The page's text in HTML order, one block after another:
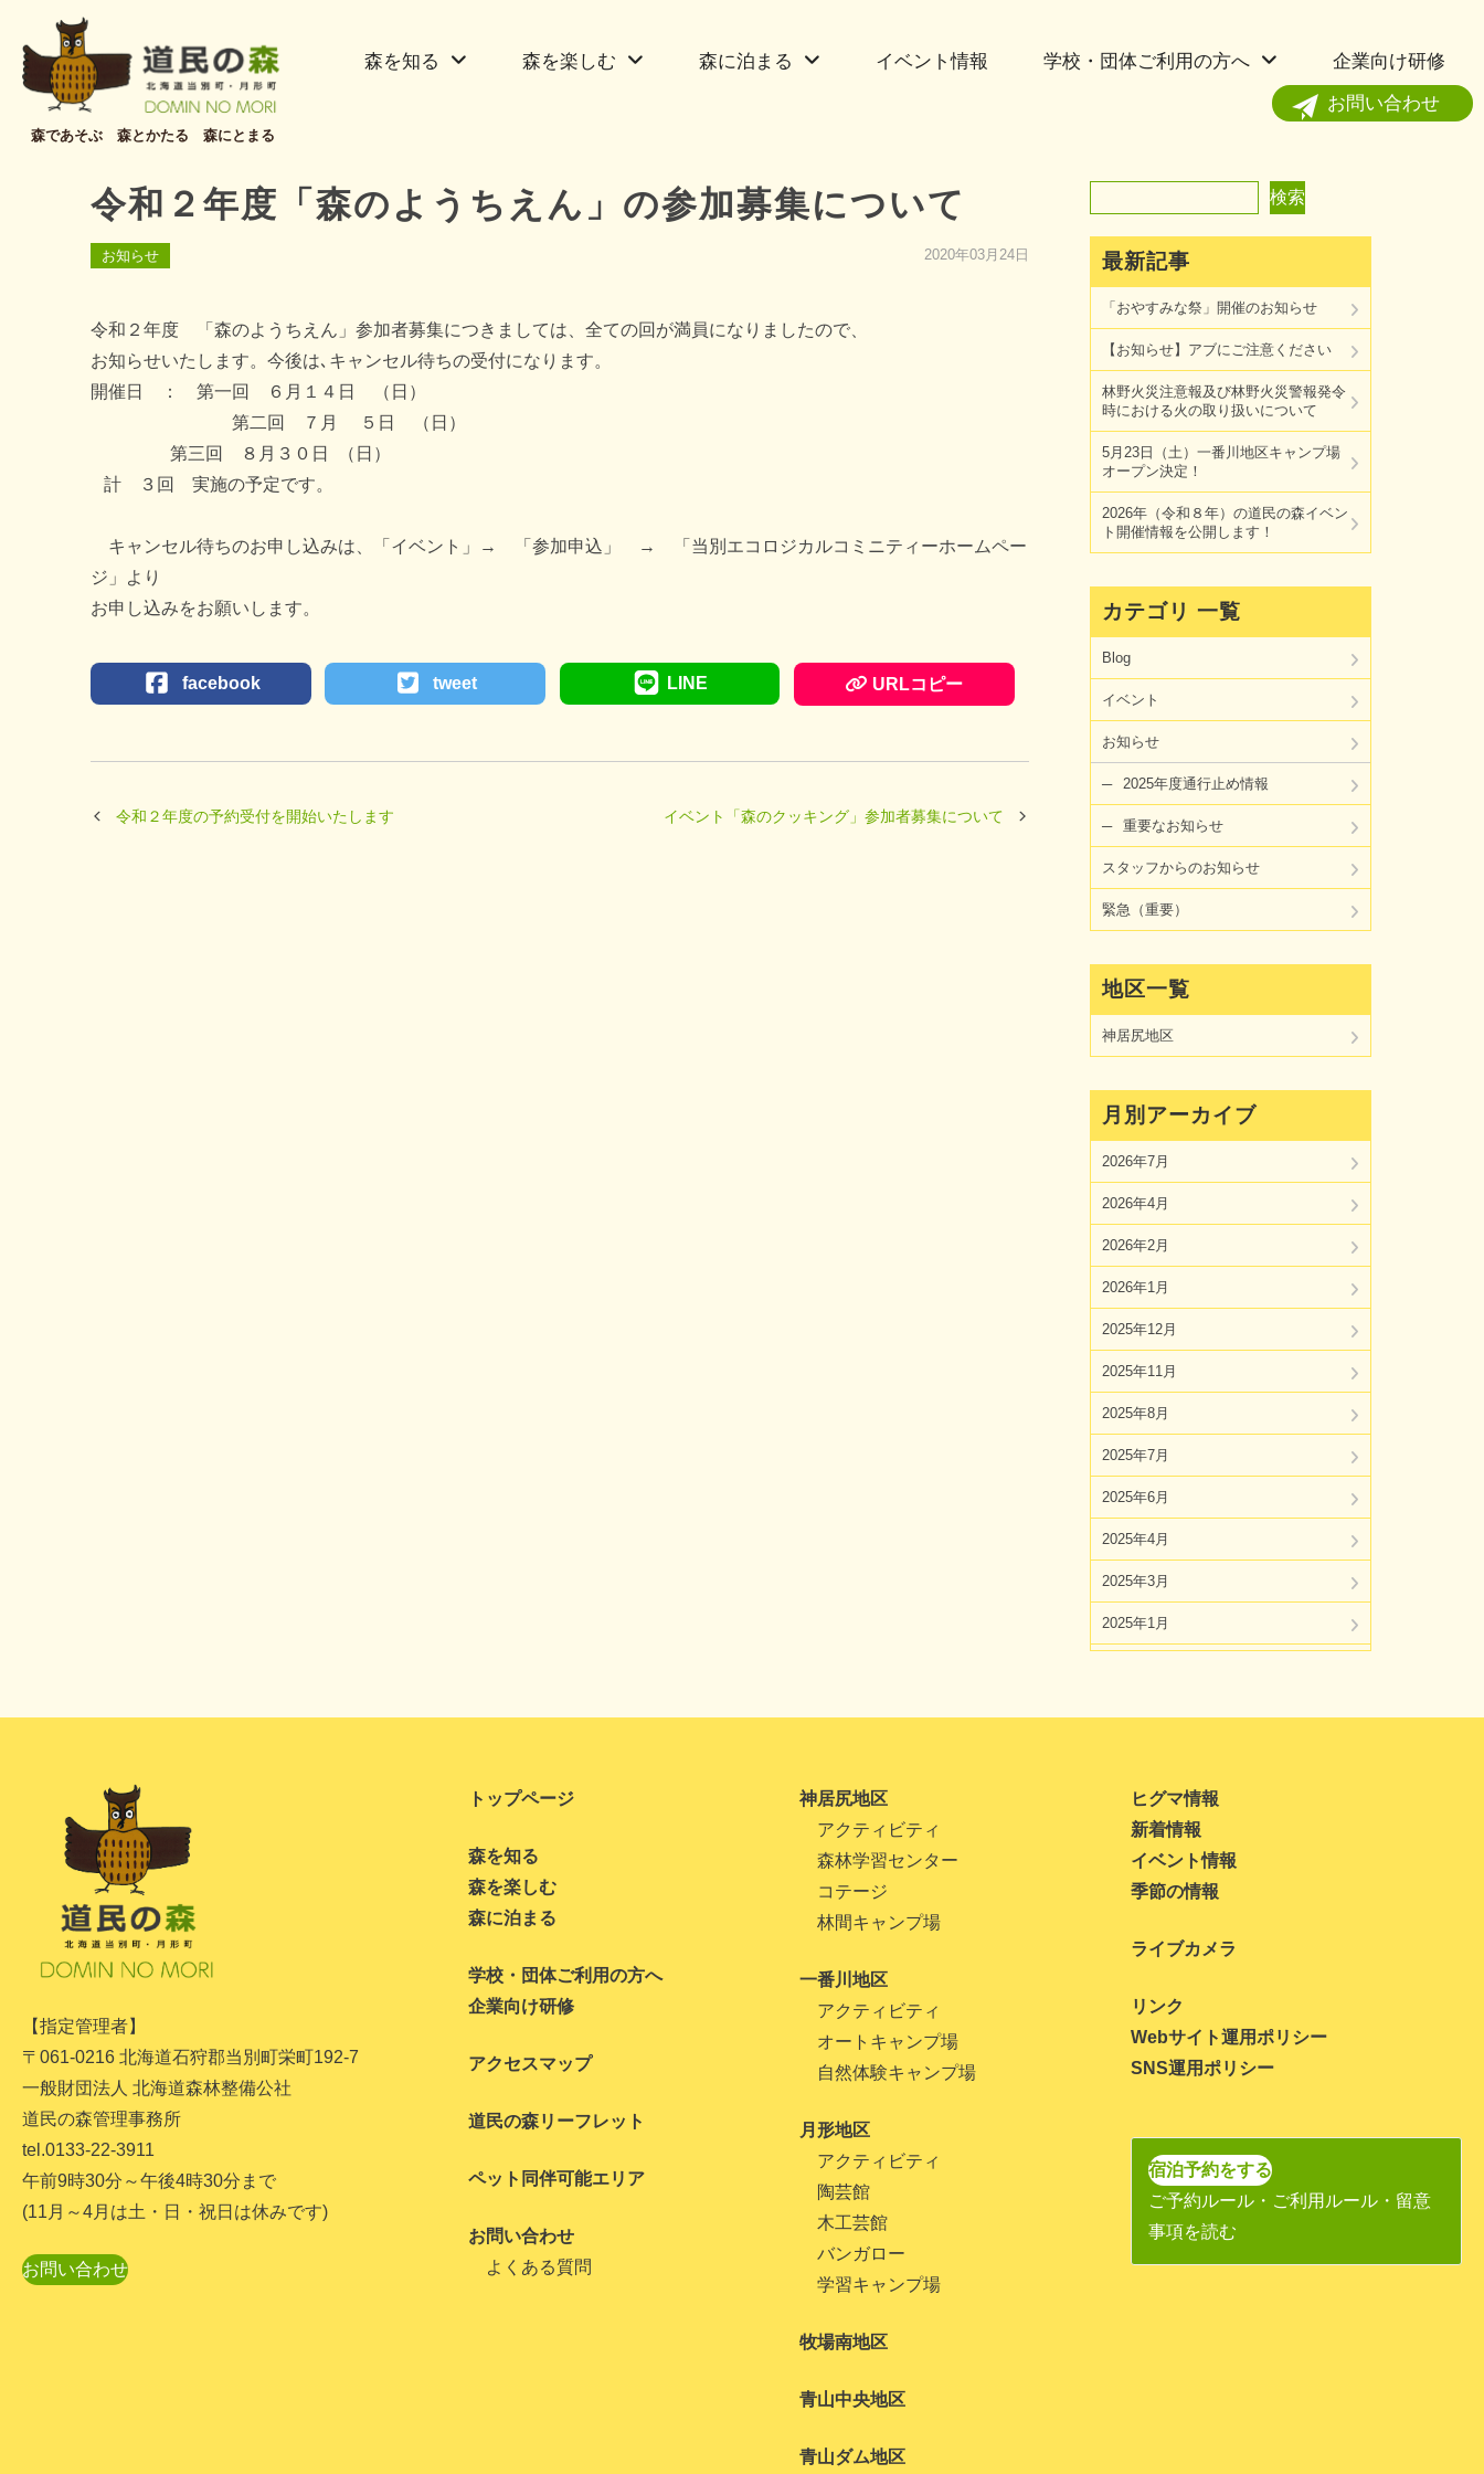
森であそぶ 森とかたる 森にとまる
森を知る 森を楽しむ 森に泊まる イベント情報 学校・団体ご利用の方へ
企業向け研修
お問い合わせ
令和２年度「森のようちえん」の参加募集について
お知らせ 2020年03月24日
令和２年度 「森のようちえん」参加者募集につきましては、全ての回が満員になりましたので、
お知らせいたします。今後は､キャンセル待ちの受付になります。
開催日 ： 第一回 ６月１４日 （日）
第二回 ７月 ５日 （日）
第三回 ８月３０日 （日）
計 ３回 実施の予定です。
キャンセル待ちのお申し込みは、「イベント」→ 「参加申込」 → 「当別エコロジカルコミニティーホームペー
ジ」より
お申し込みをお願いします。
facebook tweet LINE URLコピー
令和２年度の予約受付を開始いたします イベント「森のクッキング」参加者募集について
検索
最新記事
「おやすみな祭」開催のお知らせ
【お知らせ】アブにご注意ください
林野火災注意報及び林野火災警報発令
時における火の取り扱いについて
5月23日（土）一番川地区キャンプ場
オープン決定！
2026年（令和８年）の道民の森イベン
ト開催情報を公開します！
カテゴリ 一覧
Blog
イベント
お知らせ
2025年度通行止め情報
重要なお知らせ
スタッフからのお知らせ
緊急（重要）
地区一覧
神居尻地区
月別アーカイブ
2026年7月
2026年4月
2026年2月
2026年1月
2025年12月
2025年11月
2025年8月
2025年7月
2025年6月
2025年4月
2025年3月
2025年1月
2024年7月
2024年5月
2024年1月
2023年11月
2023年10月
2023年7月
2023年6月
【指定管理者】
〒061-0216 北海道石狩郡当別町栄町192-7
一般財団法人 北海道森林整備公社
道民の森管理事務所
tel.0133-22-3911
午前9時30分～午後4時30分まで
(11月～4月は土・日・祝日は休みです)
お問い合わせ
トップページ
森を知る
森を楽しむ
森に泊まる
学校・団体ご利用の方へ
企業向け研修
アクセスマップ
道民の森リーフレット
ペット同伴可能エリア
お問い合わせ
よくある質問
神居尻地区
アクティビティ
森林学習センター
コテージ
林間キャンプ場
一番川地区
アクティビティ
オートキャンプ場
自然体験キャンプ場
月形地区
アクティビティ
陶芸館
木工芸館
バンガロー
学習キャンプ場
牧場南地区
青山中央地区
青山ダム地区
ヒグマ情報
新着情報
イベント情報
季節の情報
ライブカメラ
リンク
Webサイト運用ポリシー
SNS運用ポリシー
宿泊予約をする
ご予約ルール・ご利用ルール・留意
事項を読む